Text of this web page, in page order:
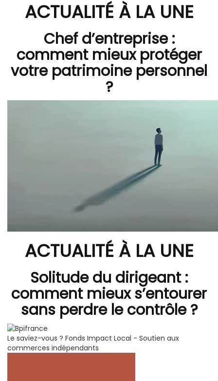
ACTUALITÉ À LA UNE
Chef d’entreprise :
comment mieux protéger
votre patrimoine personnel
?
ACTUALITÉ À LA UNE
Solitude du dirigeant :
comment mieux s’entourer
sans perdre le contrôle ?
Le saviez-vous ? Fonds Impact Local - Soutien aux
commerces indépendants